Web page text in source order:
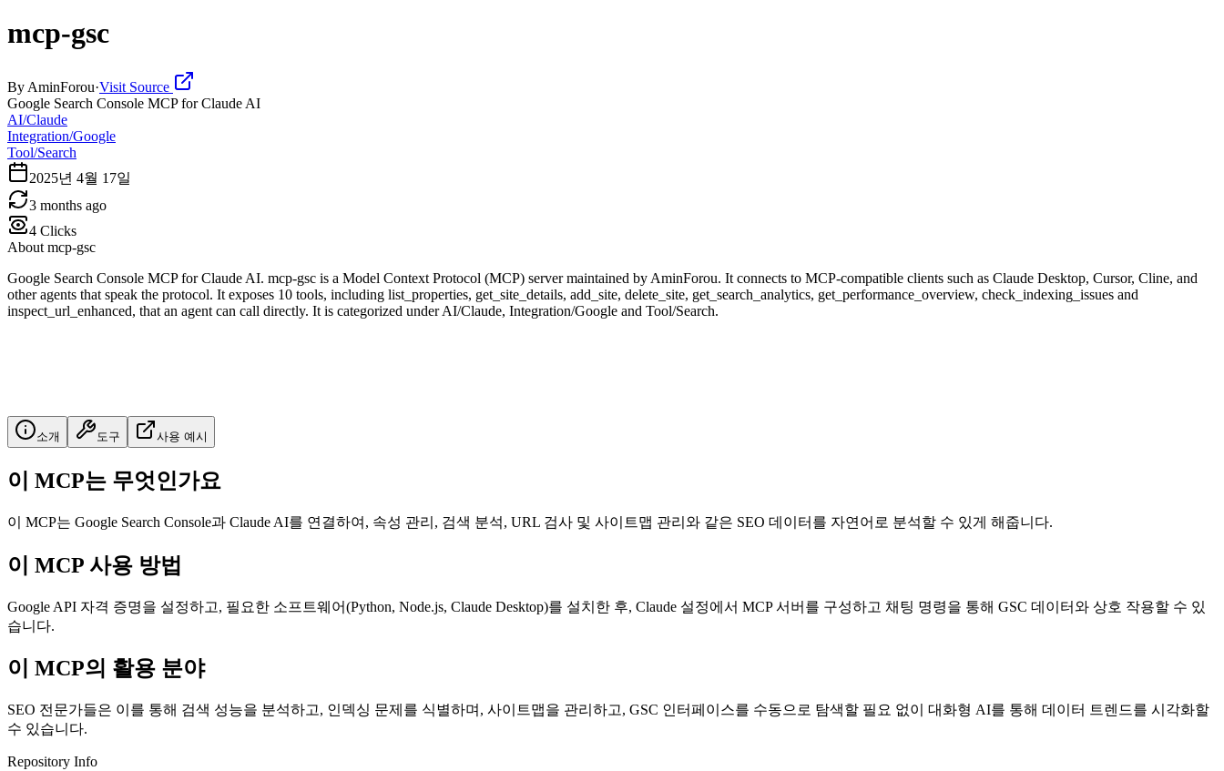
mcp-gsc
By AminForou·Visit Source
Google Search Console MCP for Claude AI
AI/Claude
Integration/Google
Tool/Search
2025년 4월 17일
3 months ago
4 Clicks
About mcp-gsc
Google Search Console MCP for Claude AI. mcp-gsc is a Model Context Protocol (MCP) server maintained by AminForou. It connects to MCP-compatible clients such as Claude Desktop, Cursor, Cline, and
other agents that speak the protocol. It exposes 10 tools, including list_properties, get_site_details, add_site, delete_site, get_search_analytics, get_performance_overview, check_indexing_issues and
inspect_url_enhanced, that an agent can call directly. It is categorized under AI/Claude, Integration/Google and Tool/Search.
소개 도구 사용 예시
이 MCP는 무엇인가요
이 MCP는 Google Search Console과 Claude AI를 연결하여, 속성 관리, 검색 분석, URL 검사 및 사이트맵 관리와 같은 SEO 데이터를 자연어로 분석할 수 있게 해줍니다.
이 MCP 사용 방법
Google API 자격 증명을 설정하고, 필요한 소프트웨어(Python, Node.js, Claude Desktop)를 설치한 후, Claude 설정에서 MCP 서버를 구성하고 채팅 명령을 통해 GSC 데이터와 상호 작용할 수 있
습니다.
이 MCP의 활용 분야
SEO 전문가들은 이를 통해 검색 성능을 분석하고, 인덱싱 문제를 식별하며, 사이트맵을 관리하고, GSC 인터페이스를 수동으로 탐색할 필요 없이 대화형 AI를 통해 데이터 트렌드를 시각화할
수 있습니다.
Repository Info